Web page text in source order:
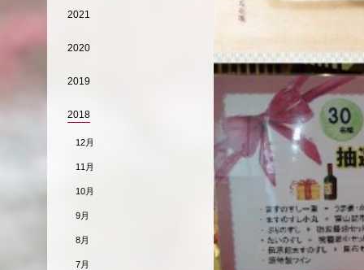
2021
2020
2019
2018
12月
11月
10月
9月
8月
7月